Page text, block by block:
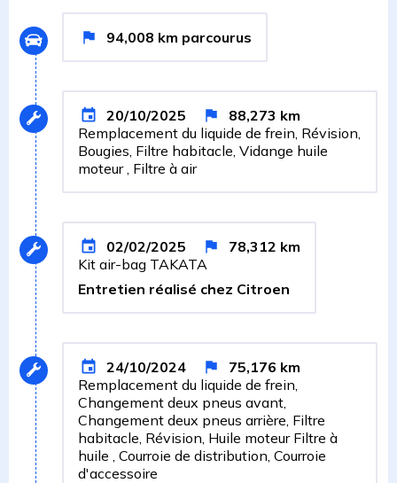
94,008 km parcourus
20/10/2025 88,273 km
Remplacement du liquide de frein, Révision,
Bougies, Filtre habitacle, Vidange huile
moteur , Filtre à air
02/02/2025 78,312 km
Kit air-bag TAKATA
Entretien réalisé chez Citroen
24/10/2024 75,176 km
Remplacement du liquide de frein,
Changement deux pneus avant,
Changement deux pneus arrière, Filtre
habitacle, Révision, Huile moteur Filtre à
huile , Courroie de distribution, Courroie
d'accessoire